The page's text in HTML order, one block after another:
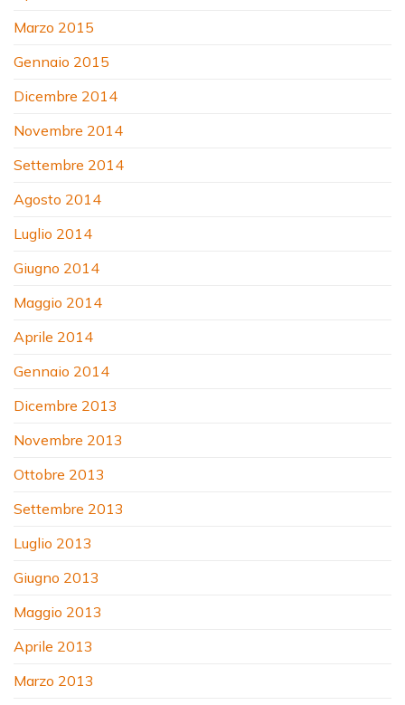
Marzo 2015
Gennaio 2015
Dicembre 2014
Novembre 2014
Settembre 2014
Agosto 2014
Luglio 2014
Giugno 2014
Maggio 2014
Aprile 2014
Gennaio 2014
Dicembre 2013
Novembre 2013
Ottobre 2013
Settembre 2013
Luglio 2013
Giugno 2013
Maggio 2013
Aprile 2013
Marzo 2013